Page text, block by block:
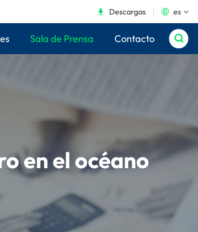
 Descargas  es
Sala de Prensa Contacto 
en el océano